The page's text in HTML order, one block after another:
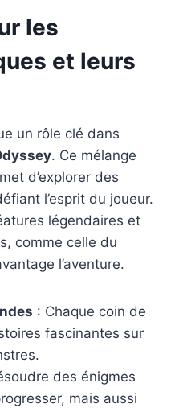
les
et leurs
un rôle clé dans
. Ce mélange
d’explorer des
l’esprit du joueur.
légendaires et
comme celle du
l’aventure.
: Chaque coin de
fascinantes sur
des énigmes
mais aussi